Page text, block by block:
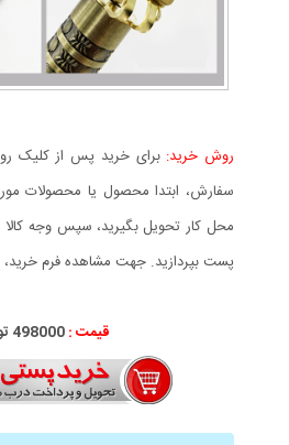
روش خرید: برای خرید پس از کلیک
سفارش، ابتدا محصول یا محصولات
محل کار تحویل بگیرید، سپس وجه کالا
پست بپردازید. جهت مشاهده فرم خرید،
قیمت :498000 تومان